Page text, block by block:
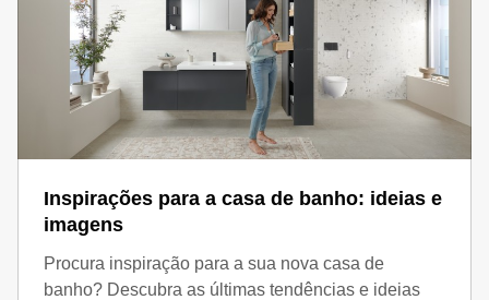
Inspirações para a casa de banho: ideias e
imagens
Procura inspiração para a sua nova casa de
banho? Descubra as últimas tendências e ideias